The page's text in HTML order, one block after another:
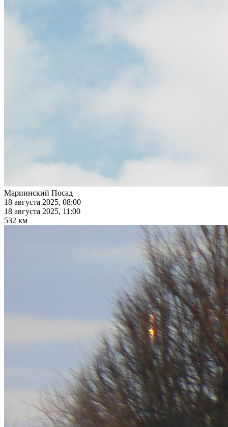
Мариинский Посад
18 августа 2025, 08:00
18 августа 2025, 11:00
532 км